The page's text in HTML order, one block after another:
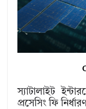
স্যাটালাইট
প্রসেসিং ফি